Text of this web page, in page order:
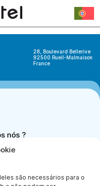
são necessários para o
28, Boulevard Bellerive
92500 Rueil-Malmaison
France
nós ?